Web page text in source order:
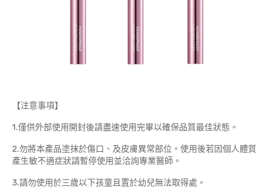
【注意事項】
1.僅供外部使用開封後請盡速使用完畢以確保品質最佳狀態。
2.勿將本產品塗抹於傷口、及皮膚異常部位。使用後若因個人體質
產生敏不適症狀請暫停使用並洽詢專業醫師。
3.請勿使用於三歲以下孩童且置於幼兒無法取得處。